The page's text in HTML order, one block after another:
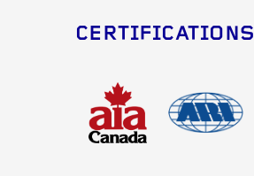
CERTIFICATIONS